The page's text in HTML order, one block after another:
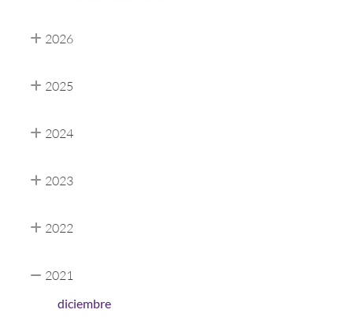
2026
2025
2024
2023
2022
2021
diciembre